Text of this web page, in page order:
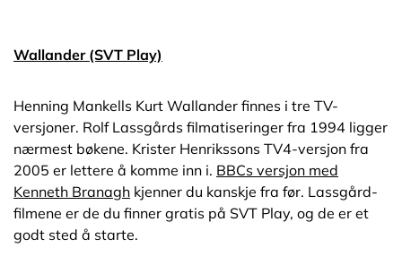
Wallander (SVT Play)
Henning Mankells Kurt Wallander finnes i tre TV-
versjoner. Rolf Lassgårds filmatiseringer fra 1994 ligger
nærmest bøkene. Krister Henrikssons TV4-versjon fra
2005 er lettere å komme inn i. BBCs versjon med
Kenneth Branagh kjenner du kanskje fra før. Lassgård-
filmene er de du finner gratis på SVT Play, og de er et
godt sted å starte.